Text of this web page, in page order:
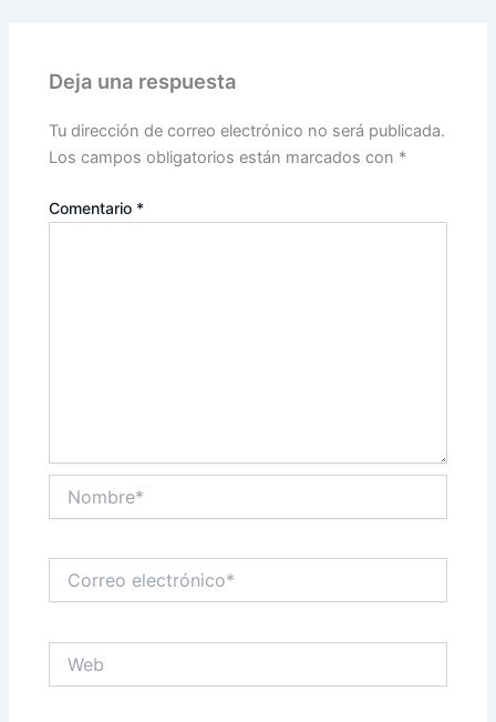
Deja una respuesta
Tu dirección de correo electrónico no será publicada.
Los campos obligatorios están marcados con *
Comentario *
electrónico*